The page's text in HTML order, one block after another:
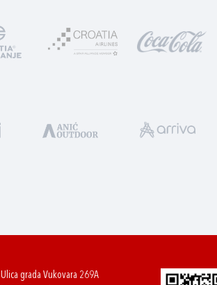
Ulica grada Vukovara 269A